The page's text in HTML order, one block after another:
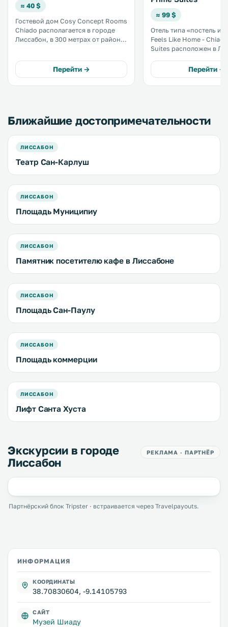
≈ 40 $
Гостевой дом Cosy Concept Rooms
Chiado располагается в городе
Лиссабон, в 300 метрах от района
трамвайной остановки. Прогулка
до железнодорожного вокзала
Росиу займет 6 минут. .
Перейти →
≈ 99 $
Отель типа «постель и
Feels Like Home -
Suites расположен в
метрах от площади Росиу. На
территории действует
Wi-Fi. .
Перейти →
Ближайшие достопримечательности
ЛИССАБОН
Театр Сан-Карлуш
ЛИССАБОН
Площадь Муниципиу
ЛИССАБОН
Памятник посетителю кафе в Лиссабоне
ЛИССАБОН
Площадь Сан-Паулу
ЛИССАБОН
Площадь коммерции
ЛИССАБОН
Лифт Санта Хуста
Экскурсии в городе
Лиссабон
РЕКЛАМА · ПАРТНЁР
Партнёрский блок Tripster · встраивается через Travelpayouts.
ИНФОРМАЦИЯ
КООРДИНАТЫ
38.70830604, -9.14105793
САЙТ
Музей Шиаду